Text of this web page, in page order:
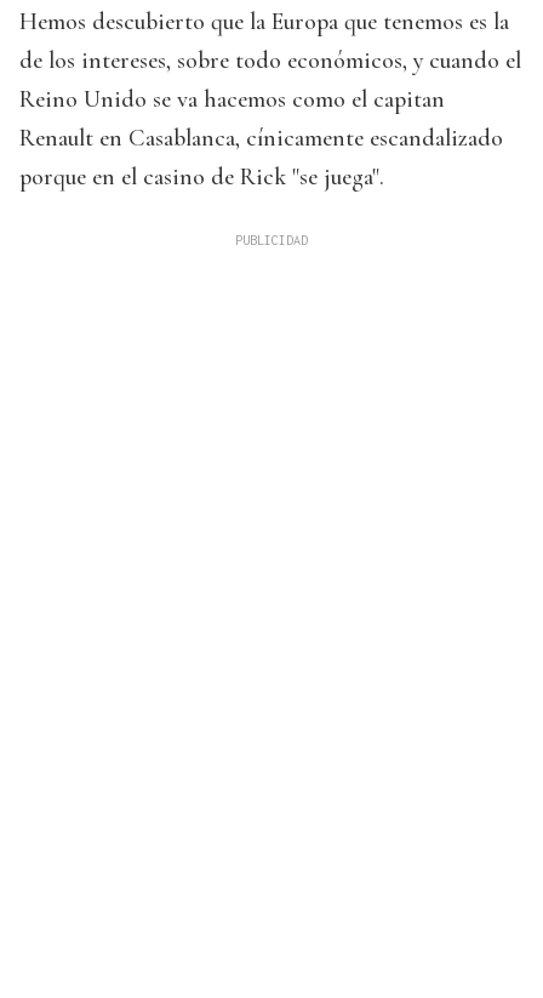
Hemos descubierto que la Europa que tenemos es la
de los intereses, sobre todo económicos, y cuando el
Reino Unido se va hacemos como el capitan
Renault en Casablanca, cínicamente escandalizado
porque en el casino de Rick "se juega".